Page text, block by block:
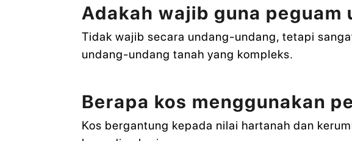
Adakah wajib guna
Tidak wajib secara undang-undang, tetapi
undang-undang tanah yang kompleks.
Berapa kos menggunakan
Kos bergantung kepada nilai hartanah dan